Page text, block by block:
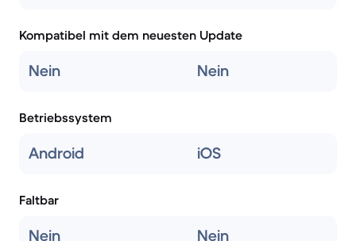
Kompatibel mit dem neuesten Update
Nein Nein
Betriebssystem
Android iOS
Faltbar
Nein Nein